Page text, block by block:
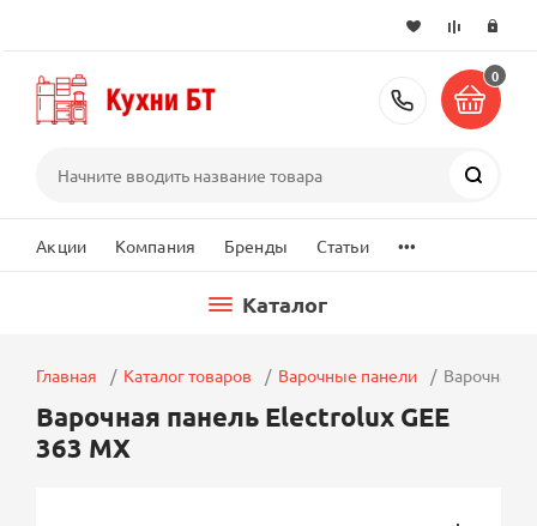
+7 (495)
0
Акции Компания Бренды Статьи ...
Каталог
Главная Каталог товаров Варочные панели Варочная
Варочная панель Electrolux GEE
363 MX